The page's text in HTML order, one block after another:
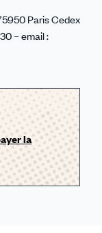
Paris Cedex
– email :
la